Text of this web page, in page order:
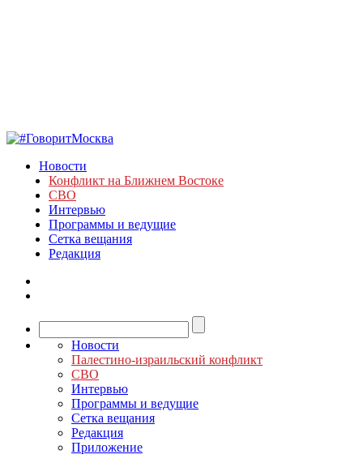
Новости
Конфликт на Ближнем Востоке
СВО
Интервью
Программы и ведущие
Сетка вещания
Редакция
Новости
Палестино-израильский конфликт
СВО
Интервью
Программы и ведущие
Сетка вещания
Редакция
Приложение